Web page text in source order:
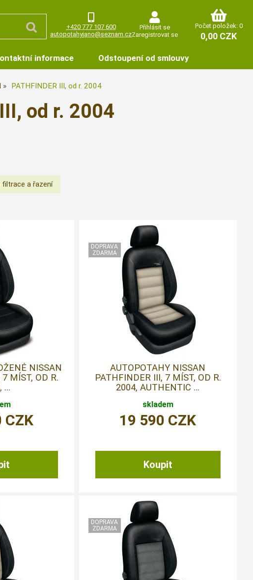
+420 777 107 600
autopotahyjano@seznam.cz
Přihlásit se
Zaregistrovat se
Počet položek: 0
0,00 CZK
informace Odstoupení od smlouvy
PATHFINDER III, od r. 2004
od r. 2004
NISSAN
MÍST, OD R.
...
CZK
AUTOPOTAHY NISSAN
PATHFINDER III, 7 MÍST, OD R.
2004, AUTHENTIC ...
skladem
19 590 CZK